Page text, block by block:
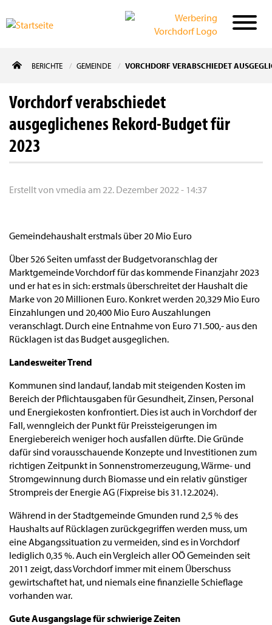
zum
BERICHTE GEMEINDE VORCHDORF VERABSCHIEDET
Vorchdorf verabschiedet
ausgeglichenes Rekord-Budget für
2023
Erstellt von vmedia am 22. Dezember 2022 - 14:37
Gemeindehaushalt erstmals über 20 Mio Euro
Über 526 Seiten umfasst der Budgetvoranschlag der
Marktgemeinde Vorchdorf für das kommende Finanzjahr 2023
und er hat es in sich: erstmals überschreitet der Haushalt die
Marke von 20 Millionen Euro. Konkret werden 20,329 Mio Euro
Einzahlungen und 20,400 Mio Euro Auszahlungen
veranschlagt. Durch eine Entnahme von Euro 71.500,- aus den
Rücklagen ist das Budget ausgeglichen.
Landesweiter Trend
Kommunen sind landauf, landab mit steigenden Kosten im
Bereich der Pflichtausgaben für Gesundheit, Zinsen, Personal
und Energiekosten konfrontiert. Dies ist auch in Vorchdorf der
Fall, wenngleich der Punkt für Preissteigerungen im
Energiebereich weniger hoch ausfallen dürfte. Die Gründe
dafür sind vorausschauende Konzepte und Investitionen zum
richtigen Zeitpunkt in Sonnenstromerzeugung, Wärme- und
Stromgewinnung durch Biomasse und ein relativ günstiger
Strompreis der Energie AG (Fixpreise bis 31.12.2024).
Während in der Stadtgemeinde Gmunden rund 2,5 % des
Haushalts auf Rücklagen zurückgegriffen werden muss, um
eine Abgangssituation zu vermeiden, sind es in Vorchdorf
lediglich 0,35 %. Auch ein Vergleich aller OÖ Gemeinden seit
2011 zeigt, dass Vorchdorf immer mit einem Überschuss
gewirtschaftet hat, und niemals eine finanzielle Schieflage
vorhanden war.
Gute Ausgangslage für schwierige Zeiten